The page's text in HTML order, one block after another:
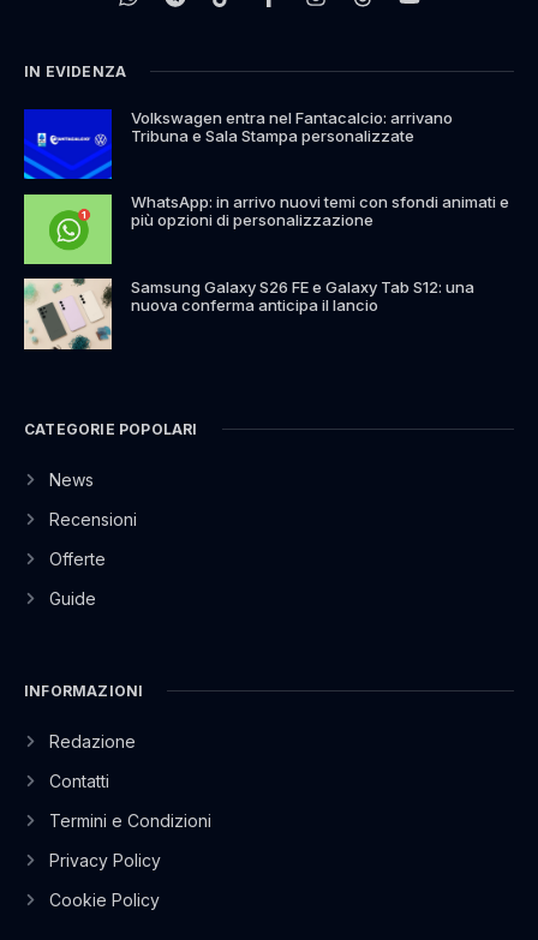
IN EVIDENZA
Volkswagen entra nel Fantacalcio: arrivano
Tribuna e Sala Stampa personalizzate
WhatsApp: in arrivo nuovi temi con sfondi animati e
più opzioni di personalizzazione
Samsung Galaxy S26 FE e Galaxy Tab S12: una
nuova conferma anticipa il lancio
CATEGORIE POPOLARI
News
Recensioni
Offerte
Guide
INFORMAZIONI
Redazione
Contatti
Termini e Condizioni
Privacy Policy
Cookie Policy